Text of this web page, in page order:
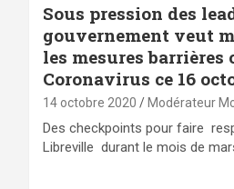
Sous pression des
gouvernement veut
les mesures barrières
Coronavirus ce 16
14 octobre 2020 Modérateur
Des checkpoints pour faire
Libreville durant le mois de